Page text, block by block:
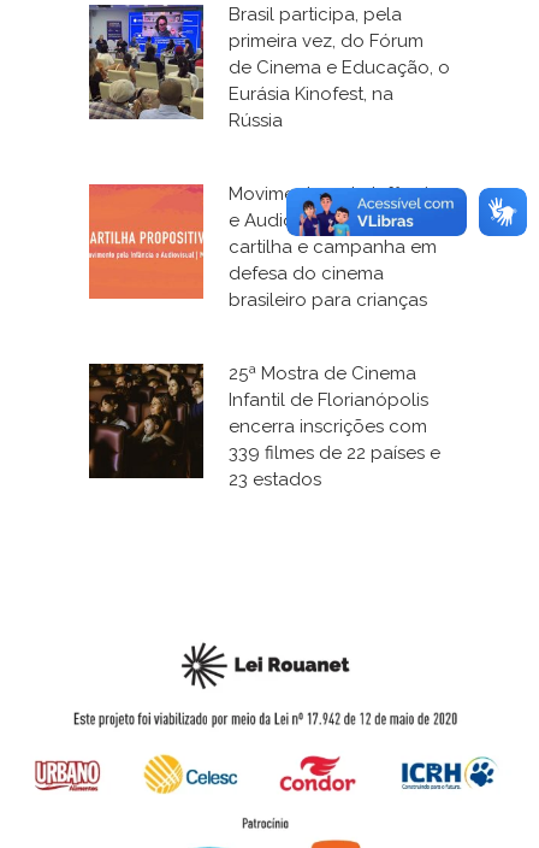
Brasil participa, pela
primeira vez, do Fórum
de Cinema e Educação, o
Eurásia Kinofest, na
Rússia
Movimento pela Infância
e Audiovisual lança
cartilha e campanha em
defesa do cinema
brasileiro para crianças
25ª Mostra de Cinema
Infantil de Florianópolis
encerra inscrições com
339 filmes de 22 países e
23 estados